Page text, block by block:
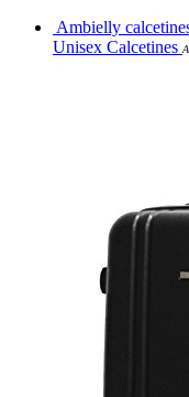
Ambielly
Unisex Calcetines